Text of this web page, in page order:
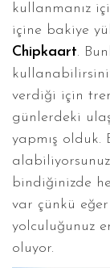
kullanmanız
içine bakiye
Chipkaart.
verdiği için
günlerdeki
yapmış olduk.
bindiğinizde
var çünkü
yolculuğunuz
oluyor.